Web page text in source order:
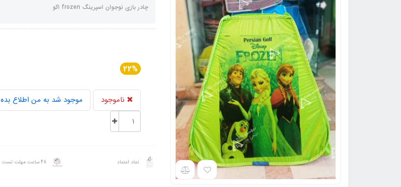
چادر بازی نوجوان اسپرینگ frozen اکو
22%
ناموجود موجود شد به من اطلاع بده
نماد اعتماد 48 ساعت مهلت تست